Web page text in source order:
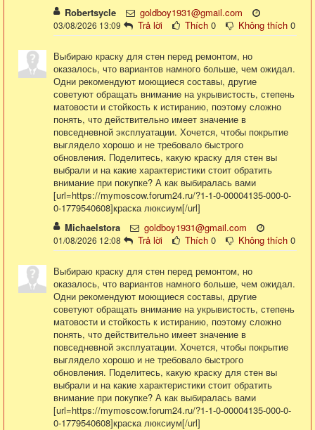
Robertsycle
goldboy1931@gmail.com
03/08/2026 13:09 Trả lời Thích 0 Không thích 0
Выбираю краску для стен перед ремонтом, но
оказалось, что вариантов намного больше, чем ожидал.
Одни рекомендуют моющиеся составы, другие
советуют обращать внимание на укрывистость, степень
матовости и стойкость к истиранию, поэтому сложно
понять, что действительно имеет значение в
повседневной эксплуатации. Хочется, чтобы покрытие
выглядело хорошо и не требовало быстрого
обновления. Поделитесь, какую краску для стен вы
выбрали и на какие характеристики стоит обратить
внимание при покупке? А как выбиралась вами
[url=https://mymoscow.forum24.ru/?1-1-0-00004135-000-0-
0-1779540608]краска люксиум[/url]
Michaelstora
goldboy1931@gmail.com
01/08/2026 12:08 Trả lời Thích 0 Không thích 0
Выбираю краску для стен перед ремонтом, но
оказалось, что вариантов намного больше, чем ожидал.
Одни рекомендуют моющиеся составы, другие
советуют обращать внимание на укрывистость, степень
матовости и стойкость к истиранию, поэтому сложно
понять, что действительно имеет значение в
повседневной эксплуатации. Хочется, чтобы покрытие
выглядело хорошо и не требовало быстрого
обновления. Поделитесь, какую краску для стен вы
выбрали и на какие характеристики стоит обратить
внимание при покупке? А как выбиралась вами
[url=https://mymoscow.forum24.ru/?1-1-0-00004135-000-0-
0-1779540608]краска люксиум[/url]